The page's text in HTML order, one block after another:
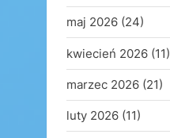
maj 2026 (24)
kwiecień 2026 (11)
marzec 2026 (21)
luty 2026 (11)